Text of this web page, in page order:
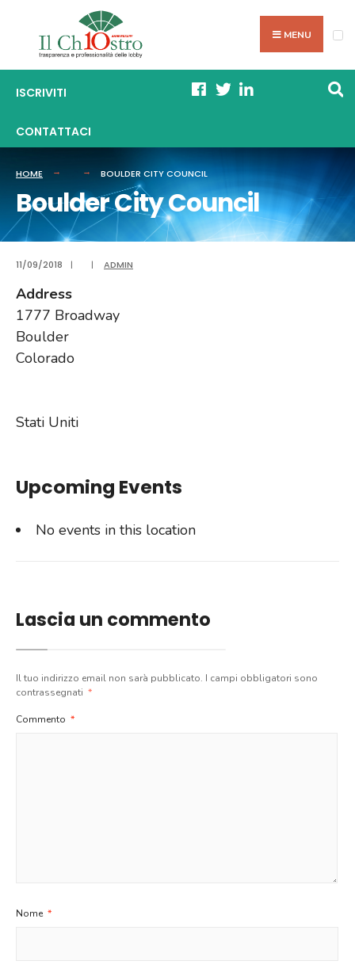
content
MENU
ISCRIVITI
CONTATTACI
HOME BOULDER CITY COUNCIL
Boulder City Council
11/09/2018 | | ADMIN
Address
1777 Broadway
Boulder
Colorado
Stati Uniti
Upcoming Events
No events in this location
Lascia un commento
Il tuo indirizzo email non sarà pubblicato. I campi obbligatori sono
contrassegnati *
Commento *
Nome *
for: